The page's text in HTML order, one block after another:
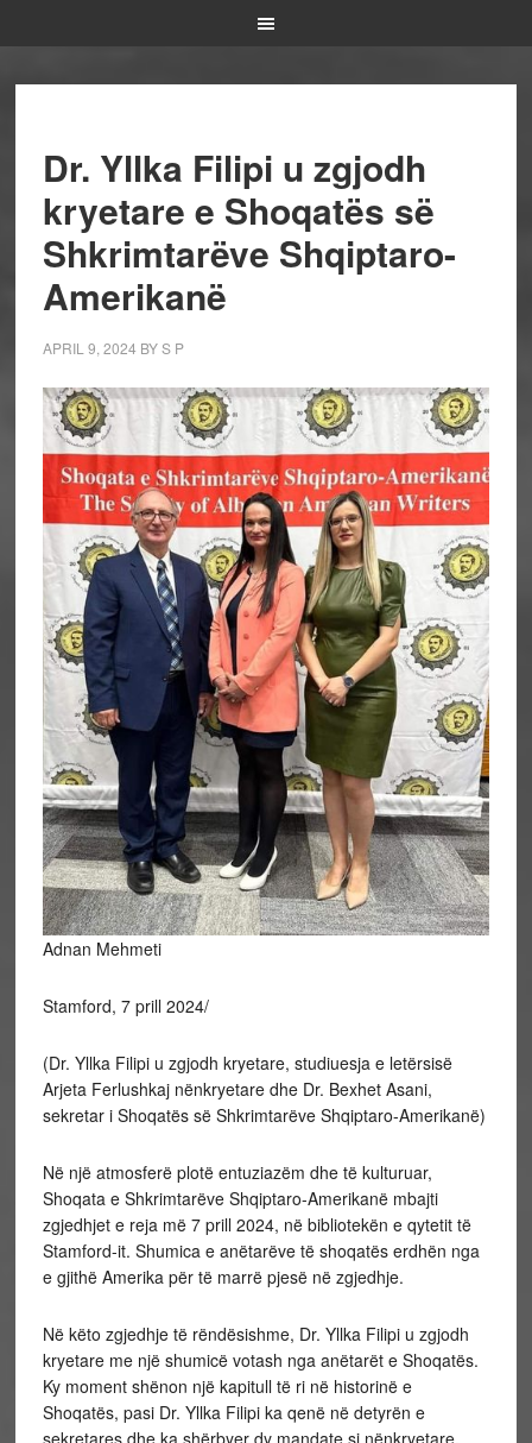
Dr. Yllka Filipi u zgjodh
kryetare e Shoqatës së
Shkrimtarëve Shqiptaro-
Amerikanë
APRIL 9, 2024 BYS P
Adnan Mehmeti
Stamford, 7 prill 2024/
(Dr. Yllka Filipi u zgjodh kryetare, studiuesja e letërsisë
Arjeta Ferlushkaj nënkryetare dhe Dr. Bexhet Asani,
sekretar i Shoqatës së Shkrimtarëve Shqiptaro-Amerikanë)
Në një atmosferë plotë entuziazëm dhe të kulturuar,
Shoqata e Shkrimtarëve Shqiptaro-Amerikanë mbajti
zgjedhjet e reja më 7 prill 2024, në bibliotekën e qytetit të
Stamford-it. Shumica e anëtarëve të shoqatës erdhën nga
e gjithë Amerika për të marrë pjesë në zgjedhje.
Në këto zgjedhje të rëndësishme, Dr. Yllka Filipi u zgjodh
kryetare me një shumicë votash nga anëtarët e Shoqatës.
Ky moment shënon një kapitull të ri në historinë e
Shoqatës, pasi Dr. Yllka Filipi ka qenë në detyrën e
sekretares dhe ka shërbyer dy mandate si nënkryetare.